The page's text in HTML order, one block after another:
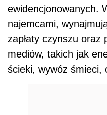
ewidencjonowanych.
najemcami,
zapłaty czynszu oraz
mediów, takich jak
ścieki, wywóz śmieci,